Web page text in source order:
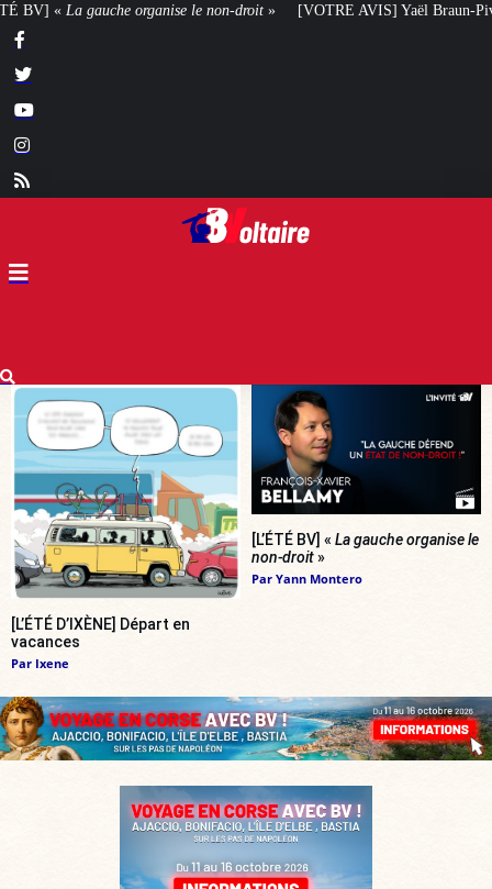
» [VOTRE AVIS] Yaël Braun-Pivet doit-elle renoncer à son projet
[L’ÉTÉ D’IXÈNE] Départ en
vacances
Par Ixene
[L’ÉTÉ BV] « La gauche organise le
non-droit»
Par Yann Montero